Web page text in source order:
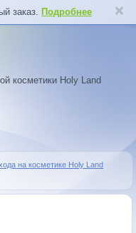
заказ. Подробнее
косметики Holy Land
на косметике Holy Land